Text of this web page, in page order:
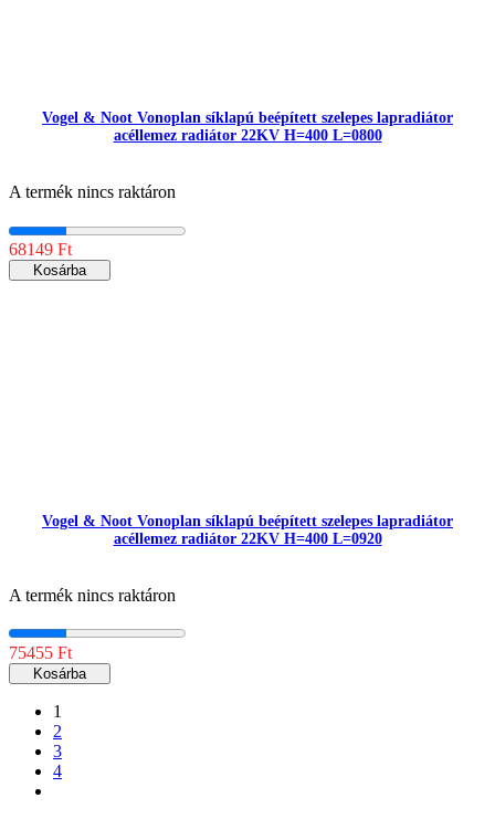
Vogel & Noot Vonoplan síklapú beépített szelepes lapradiátor
acéllemez radiátor 22KV H=400 L=0800
A termék nincs raktáron
68149 Ft
Kosárba
Vogel & Noot Vonoplan síklapú beépített szelepes lapradiátor
acéllemez radiátor 22KV H=400 L=0920
A termék nincs raktáron
75455 Ft
Kosárba
1
2
3
4